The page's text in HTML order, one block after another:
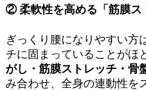
② 柔軟性を高める「筋膜ス
ぎっくり腰になりやすい方
チに固まっていることがほ
がし・筋膜ストレッチ・骨
み合わせ、全身の連動性を